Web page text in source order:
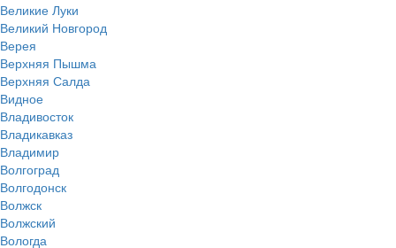
Великие Луки
Великий Новгород
Верея
Верхняя Пышма
Верхняя Салда
Видное
Владивосток
Владикавказ
Владимир
Волгоград
Волгодонск
Волжск
Волжский
Вологда